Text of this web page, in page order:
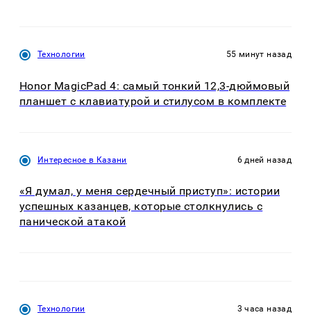
Технологии 55 минут назад
Honor MagicPad 4: самый тонкий 12,3-дюймовый
планшет с клавиатурой и стилусом в комплекте
Интересное в Казани 6 дней назад
«Я думал, у меня сердечный приступ»: истории
успешных казанцев, которые столкнулись с
панической атакой
Технологии 3 часа назад